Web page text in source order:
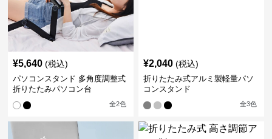
¥5,640 (税込)
パソコンスタンド 多角度調整式
折りたたみパソコン台
全2色
¥2,040 (税込)
折りたたみ式アルミ製軽量パソ
コンスタンド
全3色